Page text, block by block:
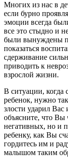
Многих из нас в
если бурно
эмоции всегда
все это стыдно и
были вынуждены
показаться
сдерживание
приводить к
взрослой жизни.
В ситуации,
ребенок, нужно
злости ударил Вас
объясните, что Вы
негативных, но и
ребенку, как Вы
гордитесь им и
малышом таким